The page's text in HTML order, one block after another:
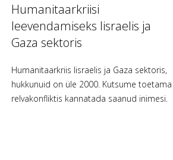
Humanitaarkriisi
leevendamiseks Iisraelis ja
Gaza sektoris
Humanitaarkriis Iisraelis ja Gaza sektoris,
hukkunuid on üle 2000. Kutsume toetama
relvakonfliktis kannatada saanud inimesi.